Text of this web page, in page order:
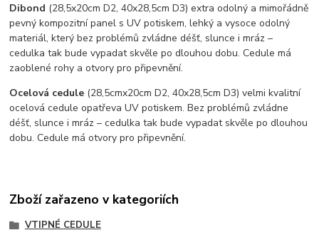
Dibond (28,5x20cm D2, 40x28,5cm D3) extra odolný a mimořádně
pevný kompozitní panel s UV potiskem, lehký a vysoce odolný
materiál, který bez problémů zvládne déšť, slunce i mráz –
cedulka tak bude vypadat skvěle po dlouhou dobu. Cedule má
zaoblené rohy a otvory pro připevnění.
Ocelová cedule (28,5cmx20cm D2, 40x28,5cm D3) velmi kvalitní
ocelová cedule opatřeva UV potiskem. Bez problémů zvládne
déšť, slunce i mráz – cedulka tak bude vypadat skvěle po dlouhou
dobu. Cedule má otvory pro připevnění.
Zboží zařazeno v kategoriích
VTIPNÉ CEDULE